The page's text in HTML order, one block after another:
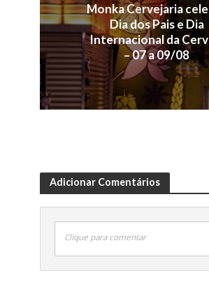
Monka Cervejaria
Dia dos Pais e Dia
Internacional da
– 07 a 09/08
Adicionar Comentários
Clique para comentar